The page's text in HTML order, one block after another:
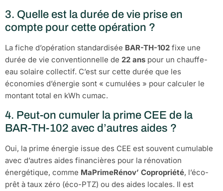
3. Quelle est la durée de vie prise en
compte pour cette opération ?
La fiche d’opération standardisée BAR-TH-102 fixe une
durée de vie conventionnelle de 22 ans pour un chauffe-
eau solaire collectif. C’est sur cette durée que les
économies d’énergie sont « cumulées » pour calculer le
montant total en kWh cumac.
4. Peut-on cumuler la prime CEE de la
BAR-TH-102 avec d’autres aides ?
Oui, la prime énergie issue des CEE est souvent cumulable
avec d’autres aides financières pour la rénovation
énergétique, comme MaPrimeRénov’ Copropriété, l’éco-
prêt à taux zéro (éco-PTZ) ou des aides locales. Il est